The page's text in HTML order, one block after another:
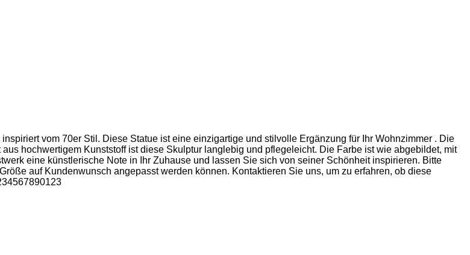
vom 70er Stil. Diese Statue ist eine einzigartige und stilvolle Ergänzung für Ihr Wohnzimmer . Die
hochwertigem Kunststoff ist diese Skulptur langlebig und pflegeleicht. Die Farbe ist wie abgebildet, mit
eine künstlerische Note in Ihr Zuhause und lassen Sie sich von seiner Schönheit inspirieren. Bitte
auf Kundenwunsch angepasst werden können. Kontaktieren Sie uns, um zu erfahren, ob diese